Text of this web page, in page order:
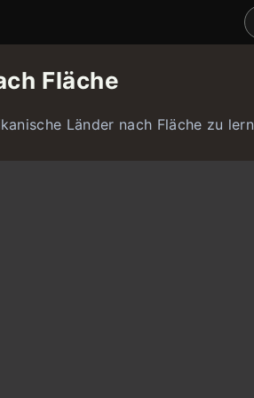
Benutzer
Fläche
Länder nach Fläche zu